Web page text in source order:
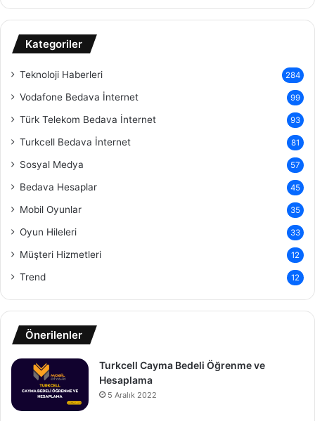
Kategoriler
Teknoloji Haberleri 284
Vodafone Bedava İnternet 99
Türk Telekom Bedava İnternet 93
Turkcell Bedava İnternet 81
Sosyal Medya 57
Bedava Hesaplar 45
Mobil Oyunlar 35
Oyun Hileleri 33
Müşteri Hizmetleri 12
Trend 12
Önerilenler
Turkcell Cayma Bedeli Öğrenme ve
Hesaplama
5 Aralık 2022